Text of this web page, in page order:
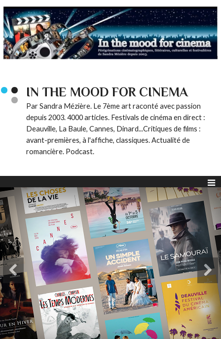
IN THE MOOD FOR CINEMA
Par Sandra Mézière. Le 7ème art raconté avec passion
depuis 2003. 4000 articles. Festivals de cinéma en direct :
Deauville, La Baule, Cannes, Dinard...Critiques de films :
avant-premières, à l'affiche, classiques. Actualité de
romancière. Podcast.